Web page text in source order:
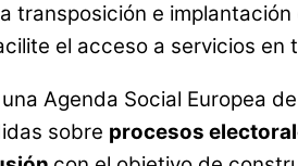
transposición e implantación
el acceso a servicios en
Agenda Social Europea
sobre procesos